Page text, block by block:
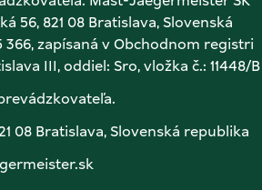
56, 821 08 Bratislava, Slovenská
366, zapísaná v Obchodnom registri
08 Bratislava, Slovenská republika